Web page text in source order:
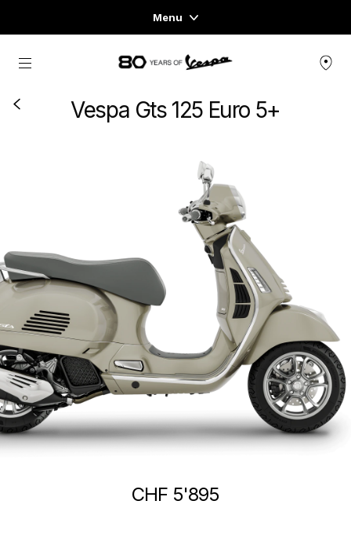
Menu
Home
GAMMA VEICOLI
ESPERIENZE
CONCEPT STORE
Vai al contenuto principale
Vespa Gts 125 Euro 5+
CHF 5'895